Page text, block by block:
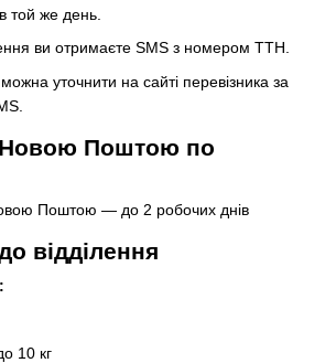
той же день.
ви отримаєте SMS з номером ТТН.
уточнити на сайті перевізника за
Новою Поштою по
Поштою — до 2 робочих днів
відділення
10 кг